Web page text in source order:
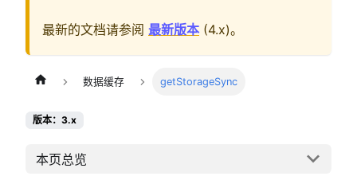
最新的文档请参阅 最新版本 (4.x)。
数据缓存 getStorageSync
版本：3.x
本页总览